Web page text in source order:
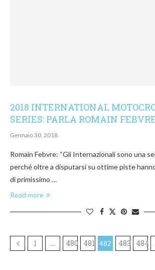
2018 INTERNATIONAL
SERIES: PARLA ROMAIN
Gennaio 30, 2018
Romain Febvre: “Gli Internazionali sono una
perché oltre a disputarsi su ottime piste
di primissimo …
Read more
1 … 480 481 482 483 484